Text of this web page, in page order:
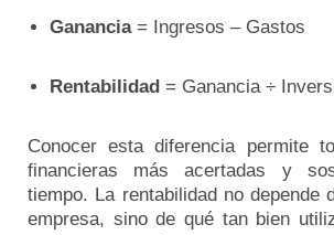
Ganancia= Ingresos – Gastos
Rentabilidad = Ganancia ÷
Conocer esta diferencia permite
financieras más acertadas y
tiempo. La rentabilidad no depende
empresa, sino de qué tan bien